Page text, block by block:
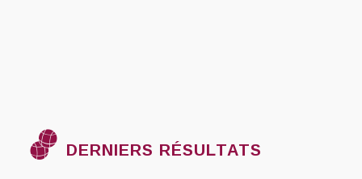
DERNIERS RÉSULTATS